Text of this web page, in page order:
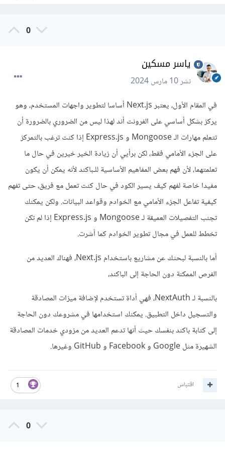
0
ياسر مسكين
نشر10 مارس 2024
في المقام الأول، يعتبر Next.js أساسا لتطوير واجهات المستخدم، وهو
يركز بشكل أساسي على الفرونت أند لهذا ليس من الضروري بالضرورة أن
تتعلم مهارات الـ Mongoose و Express.js إذا كنت ترغب بالتمركز
على الجزء الأمامي فقط، لكن برأيي أن زيادة الخير خيرين في حال ما
تعلمتهما، لأن فهم بعض المفاهيم الأساسية للـباكند لأنه يمكن أن يكون
مفيدا خاصة لفهم كيف يسير الكود في حال كنت تعمل مع فريق، حتى تفهم
كيفية تفاعل الجزء الأمامي مع الخوادم وقواعد البيانات. ولكن يمكنك
تجنب التفصيلات العميقة لـ Mongoose و Express.js إذا لم تكن
تخطط للعمل في مجال تطوير الخوادم كما أشرت.
أما بالنسبة لبحثك عن مشاريع باستخدام Next.js، فهناك العديد من
الفرص الممكنة دون الحاجة إلى الباكند،
بالنسبة لـ NextAuth، فهي أداة تستخدم لإضافة ميزات المصادقة
والتسجيل داخل التطبيق. يمكنك استخدامها في مشروعك دون الحاجة
إلى كتابة باكند بنفسك حيث أنها تدعم العديد من مزودي خدمات المصادقة
الشهيرة مثل Google و Facebook و GitHub وغيرها.
1 اقتباس
0